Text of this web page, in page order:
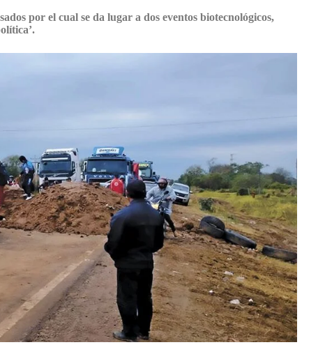
por el cual se da lugar a dos eventos biotecnológicos,